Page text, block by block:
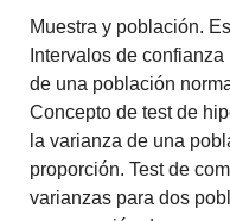
Muestra y población.
Intervalos de
de una población
Concepto de test de
la varianza de una
proporción. Test de
varianzas para dos